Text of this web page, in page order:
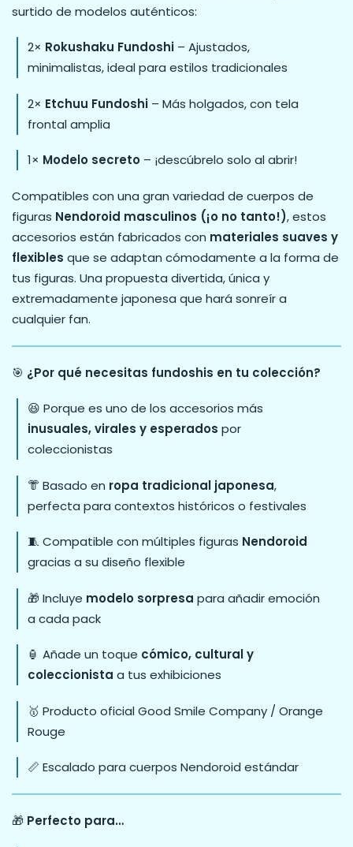
surtido de modelos auténticos:
2× Rokushaku Fundoshi – Ajustados,
minimalistas, ideal para estilos tradicionales
2× Etchuu Fundoshi – Más holgados, con tela
frontal amplia
1× Modelo secreto – ¡descúbrelo solo al abrir!
Compatibles con una gran variedad de cuerpos de
figuras Nendoroid masculinos (¡o no tanto!), estos
accesorios están fabricados con materiales suaves y
flexibles que se adaptan cómodamente a la forma de
tus figuras. Una propuesta divertida, única y
extremadamente japonesa que hará sonreír a
cualquier fan.
🎯 ¿Por qué necesitas fundoshis en tu colección?
😆 Porque es uno de los accesorios más
inusuales, virales y esperados por
coleccionistas
👘 Basado en ropa tradicional japonesa,
perfecta para contextos históricos o festivales
🧵 Compatible con múltiples figuras Nendoroid
gracias a su diseño flexible
🎁 Incluye modelo sorpresa para añadir emoción
a cada pack
🏮 Añade un toque cómico, cultural y
coleccionista a tus exhibiciones
🥇 Producto oficial Good Smile Company / Orange
Rouge
📏 Escalado para cuerpos Nendoroid estándar
🎁 Perfecto para…